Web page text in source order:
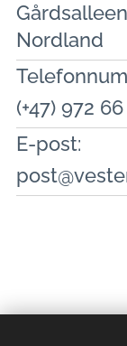
Nordland
(+47) 972
E-post: